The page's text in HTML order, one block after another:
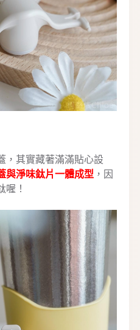
，其實藏著滿滿貼心設
與淨味鈦片一體成型 ，因
喔！